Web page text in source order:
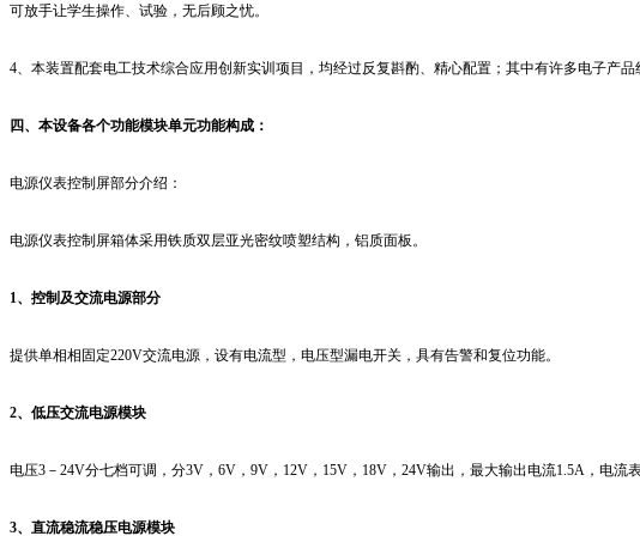
可放手让学生操作、试验，无后顾之忧。
4 、本装置配套电工技术综合应用创新实训项目，均经过反复斟酌、精心配置；其中有许多电子产
四、本设备各个功能模块单元功能构成：
电源仪表控制屏部分介绍：
电源仪表控制屏箱体采用铁质双层亚光密纹喷塑结构，铝质面板。
1 、控制及交流电源部分
提供单相相固定220V交流电源，设有电流型，电压型漏电开关，具有告警和复位功能。
2、低压交流电源模块
电压3 － 24V分七档可调，分3V ， 6V ， 9V ， 12V ， 15V ， 18V ， 24V输出，最大输出电流1.5A ，电流
3、直流稳流稳压电源模块